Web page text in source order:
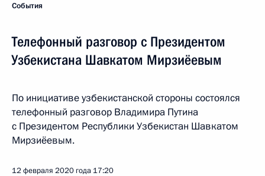
События
Телефонный разговор с Президентом
Узбекистана Шавкатом Мирзиёевым
По инициативе узбекистанской стороны состоялся
телефонный разговор Владимира Путина
с Президентом Республики Узбекистан Шавкатом
Мирзиёевым.
12 февраля 2020 года 17:20